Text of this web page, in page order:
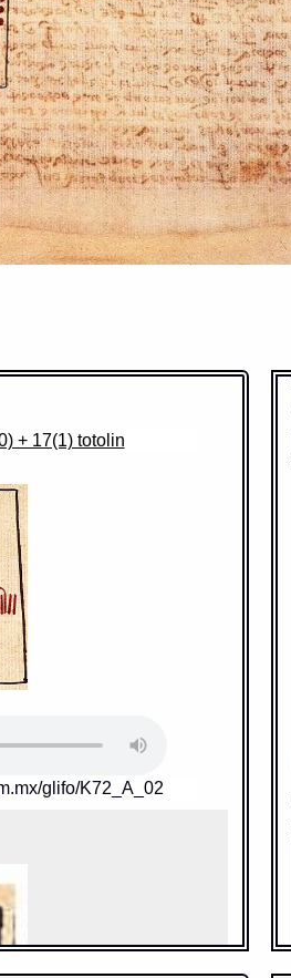
+ 17(1) totolin
glifo/K72_A_02